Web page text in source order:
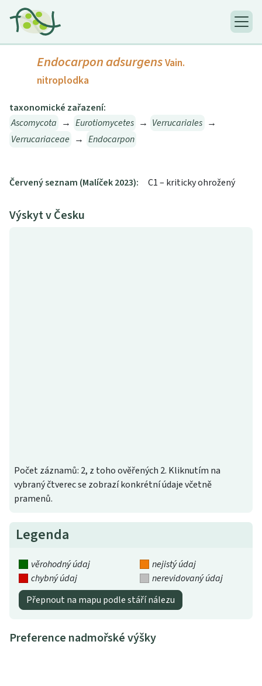
Endocarpon adsurgensVain.
nitroplodka
taxonomické zařazení:
Ascomycota → Eurotiomycetes → Verrucariales →
Verrucariaceae → Endocarpon
Červený seznam (Malíček 2023): C1 – kriticky ohrožený
Výskyt v Česku
Počet záznamů: 2, z toho ověřených 2. Kliknutím na
vybraný čtverec se zobrazí konkrétní údaje včetně
pramenů.
Legenda
věrohodný údaj
nejistý údaj
chybný údaj
nerevidovaný údaj
Přepnout na mapu podle stáří nálezu
Preference nadmořské výšky